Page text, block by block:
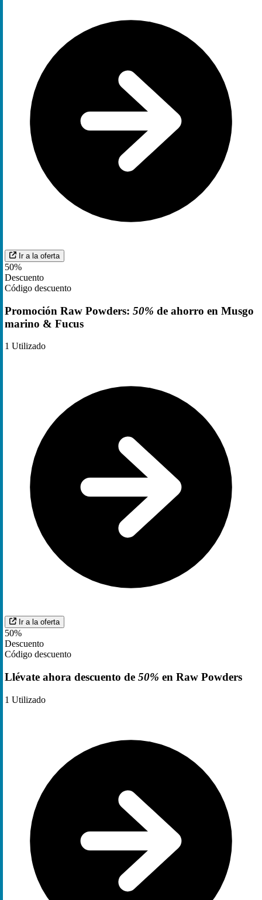
Ir a la oferta
50%
Descuento
Código descuento
Promoción Raw Powders: 50% de ahorro en Musgo
marino & Fucus
1 Utilizado
Ir a la oferta
50%
Descuento
Código descuento
Llévate ahora descuento de 50% en Raw Powders
1 Utilizado